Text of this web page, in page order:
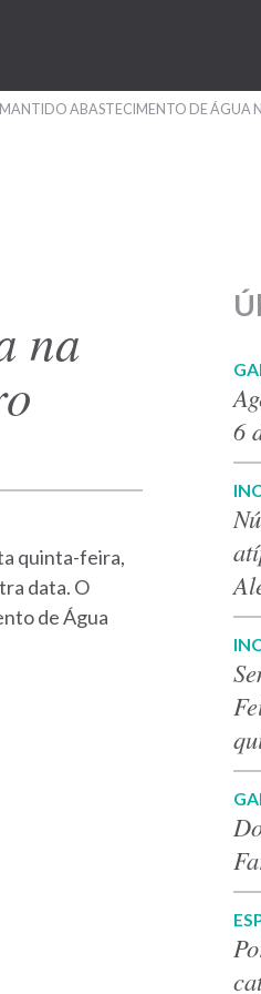
MANTIDO ABASTECIMENTO DE ÁGUA
na
quinta-feira,
data. O
de Água
6